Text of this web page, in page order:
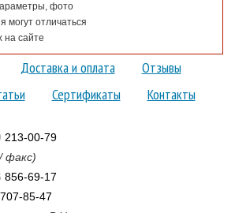
фото
могут отличаться
на сайте
Доставка и оплата
Отзывы
Сертификаты Контакты
213-00-79
факс)
856-69-17
85-47